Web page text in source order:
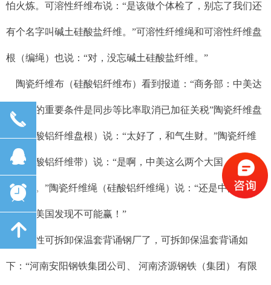
怕火炼。可溶性纤维布说：“是该做个体检了，别忘了我们还
有个名字叫碱土硅酸盐纤维。”可溶性纤维绳和可溶性纤维盘
根（编绳）也说：“对，没忘碱土硅酸盐纤维。”
陶瓷纤维布（硅酸铝纤维布）看到报道：“商务部：中美达
成协议的重要条件是同步等比率取消已加征关税”陶瓷纤维盘
根（硅酸铝纤维盘根）说：“太好了，和气生财。”陶瓷纤维
带（硅酸铝纤维带）说：“是啊，中美这么两个大国，打架是
不行的。”陶瓷纤维绳（硅酸铝纤维绳）说：“还是中国力量
强了，美国发现不可能赢！”
该柔性可拆卸保温套背诵钢厂了，可拆卸保温套背诵如
下：“河南安阳钢铁集团公司、 河南济源钢铁（集团） 有限
끅
뀩
뀥
녕